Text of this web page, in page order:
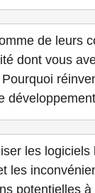
de leurs
dont vous
les
les
potentielles